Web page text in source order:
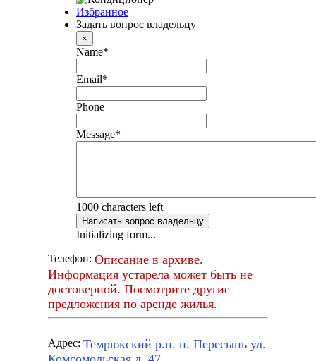
Избранное
Задать вопрос владельцу
×
Name*
Email*
Phone
Message*
1000 characters left
Написать вопрос владельцу
Initializing form...
Телефон: Описание в архиве.
Информация устарела может быть не
достоверной. Посмотрите другие
предложения по аренде жилья.
Адрес: Темрюкский р.н. п. Пересыпь ул.